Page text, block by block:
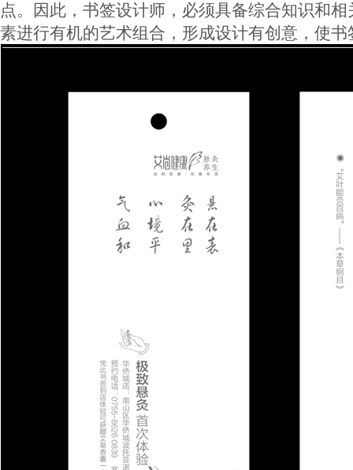
点。因此，书签设计师，必须具备综合知识和
素进行有机的艺术组合，形成设计有创意，使